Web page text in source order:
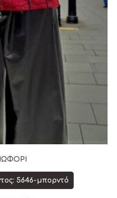
5646-μπορντό